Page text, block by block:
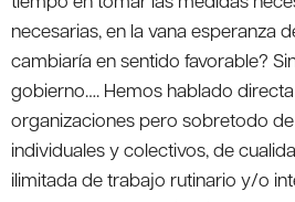
necesarias, en la vana esperanza
cambiaría en sentido favorable?
gobierno…. Hemos hablado
organizaciones pero sobretodo
individuales y colectivos, de
ilimitada de trabajo rutinario y/o